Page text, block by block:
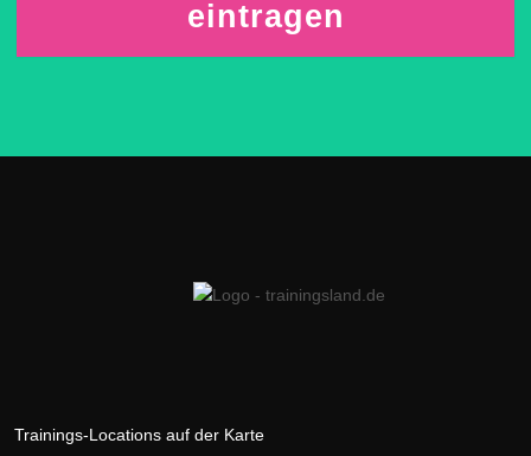
eintragen
Trainings-Locations auf der Karte